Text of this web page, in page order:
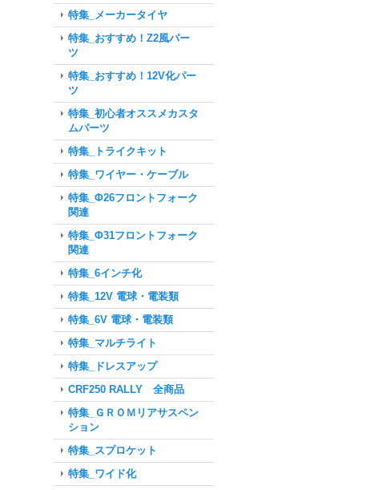
特集_メーカータイヤ
特集_おすすめ！Z2風パー
ツ
特集_おすすめ！12V化パー
ツ
特集_初心者オススメカスタ
ムパーツ
特集_トライクキット
特集_ワイヤー・ケーブル
特集_Φ26フロントフォーク
関連
特集_Φ31フロントフォーク
関連
特集_6インチ化
特集_12V 電球・電装類
特集_6V 電球・電装類
特集_マルチライト
特集_ドレスアップ
CRF250 RALLY 全商品
特集_ＧＲＯＭリアサスペン
ション
特集_スプロケット
特集_ワイド化